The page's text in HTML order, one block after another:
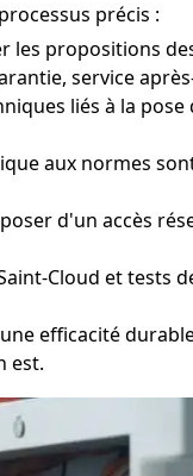
précis :
les propositions
service
liés à la
aux normes
d'un accès
Cloud et tests
efficacité
est.